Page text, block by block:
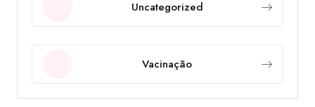
Uncategorized
Vacinação